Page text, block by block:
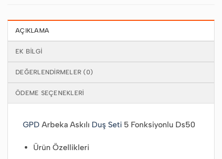
AÇIKLAMA
EK BILGI
DEĞERLENDIRMELER (0)
ÖDEME SEÇENEKLERI
GPD Arbeka Askılı Duş Seti 5 Fonksiyonlu Ds50
Ürün Özellikleri